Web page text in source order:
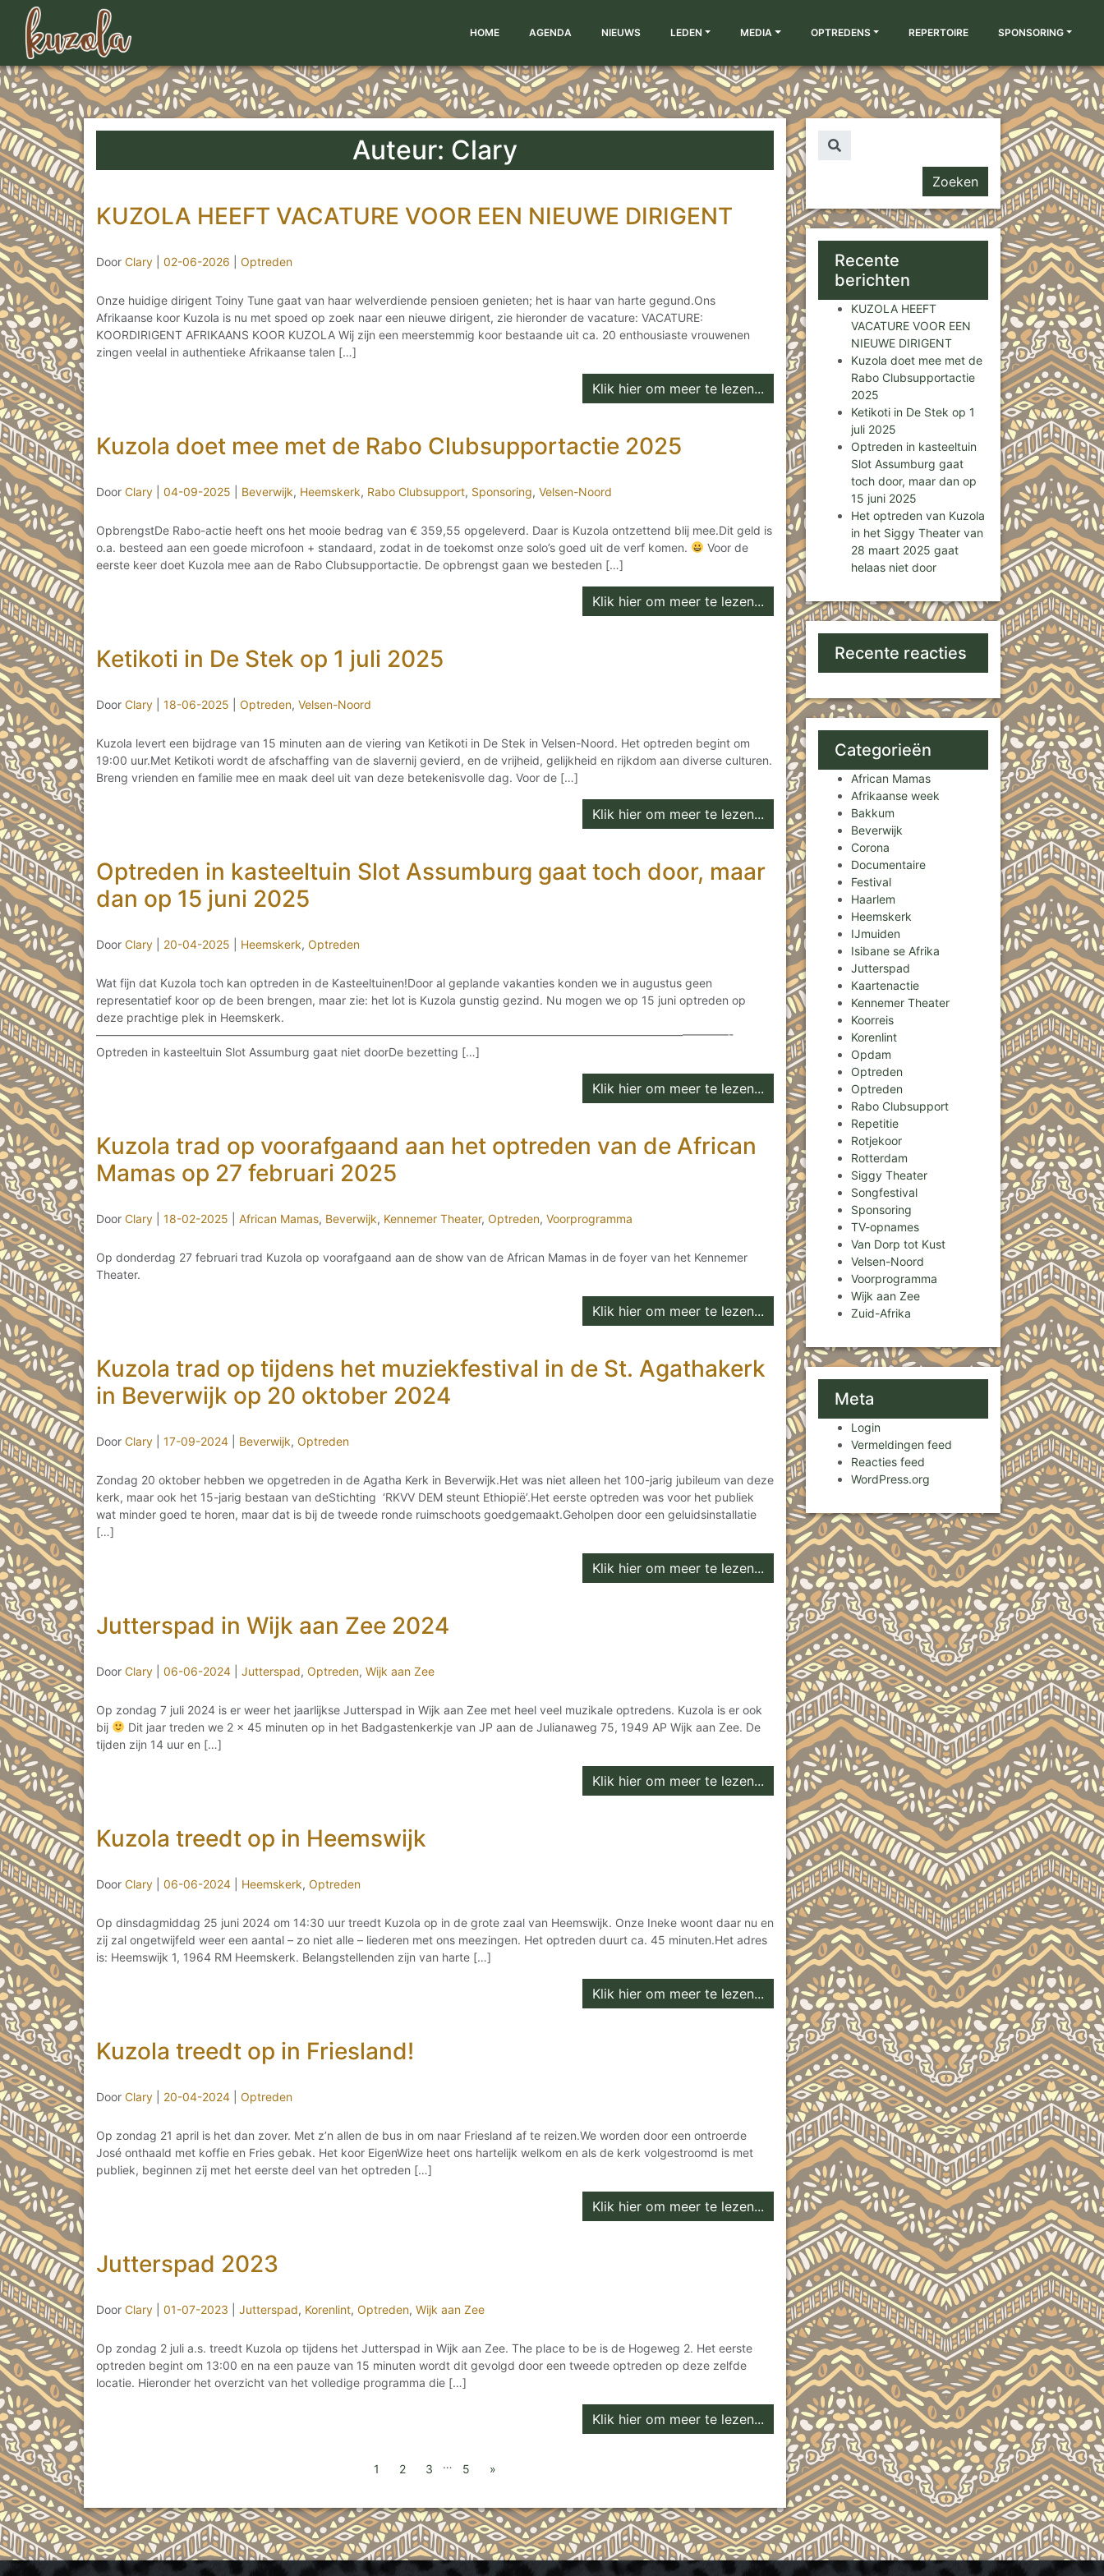
HOME AGENDA NIEUWS LEDEN MEDIA OPTREDENS REPERTOIRE SPONSORING
Auteur: Clary
KUZOLA HEEFT VACATURE VOOR EEN NIEUWE DIRIGENT
Door Clary 02-06-2026 Optreden
Onze huidige dirigent Toiny Tune gaat van haar welverdiende pensioen genieten; het is haar van harte gegund.Ons
Afrikaanse koor Kuzola is nu met spoed op zoek naar een nieuwe dirigent, zie hieronder de vacature: VACATURE:
KOORDIRIGENT AFRIKAANS KOOR KUZOLA Wij zijn een meerstemmig koor bestaande uit ca. 20 enthousiaste vrouwenen
zingen veelal in authentieke Afrikaanse talen […]
Klik hier om meer te lezen...
Kuzola doet mee met de Rabo Clubsupportactie 2025
Door Clary 04-09-2025 Beverwijk, Heemskerk, Rabo Clubsupport, Sponsoring, Velsen-Noord
OpbrengstDe Rabo-actie heeft ons het mooie bedrag van € 359,55 opgeleverd. Daar is Kuzola ontzettend blij mee.Dit geld is
o.a. besteed aan een goede microfoon + standaard, zodat in de toekomst onze solo’s goed uit de verf komen.
Voor de
eerste keer doet Kuzola mee aan de Rabo Clubsupportactie. De opbrengst gaan we besteden […]
Klik hier om meer te lezen...
Ketikoti in De Stek op 1 juli 2025
Door Clary 18-06-2025 Optreden, Velsen-Noord
Kuzola levert een bijdrage van 15 minuten aan de viering van Ketikoti in De Stek in Velsen-Noord. Het optreden begint om
19:00 uur.Met Ketikoti wordt de afschaffing van de slavernij gevierd, en de vrijheid, gelijkheid en rijkdom aan diverse culturen.
Breng vrienden en familie mee en maak deel uit van deze betekenisvolle dag. Voor de […]
Klik hier om meer te lezen...
Optreden in kasteeltuin Slot Assumburg gaat toch door, maar
dan op 15 juni 2025
Door Clary 20-04-2025 Heemskerk, Optreden
Wat fijn dat Kuzola toch kan optreden in de Kasteeltuinen!Door al geplande vakanties konden we in augustus geen
representatief koor op de been brengen, maar zie: het lot is Kuzola gunstig gezind. Nu mogen we op 15 juni optreden op
deze prachtige plek in Heemskerk.
———————————————————————————————————————————————————————-
Optreden in kasteeltuin Slot Assumburg gaat niet doorDe bezetting […]
Klik hier om meer te lezen...
Kuzola trad op voorafgaand aan het optreden van de African
Mamas op 27 februari 2025
Door Clary 18-02-2025 African Mamas, Beverwijk, Kennemer Theater, Optreden, Voorprogramma
Op donderdag 27 februari trad Kuzola op voorafgaand aan de show van de African Mamas in de foyer van het Kennemer
Theater.
Klik hier om meer te lezen...
Kuzola trad op tijdens het muziekfestival in de St. Agathakerk
in Beverwijk op 20 oktober 2024
Door Clary 17-09-2024 Beverwijk, Optreden
Zondag 20 oktober hebben we opgetreden in de Agatha Kerk in Beverwijk.Het was niet alleen het 100-jarig jubileum van deze
kerk, maar ook het 15-jarig bestaan van deStichting ‘RKVV DEM steunt Ethiopië’.Het eerste optreden was voor het publiek
wat minder goed te horen, maar dat is bij de tweede ronde ruimschoots goedgemaakt.Geholpen door een geluidsinstallatie
[…]
Klik hier om meer te lezen...
Jutterspad in Wijk aan Zee 2024
Door Clary 06-06-2024 Jutterspad, Optreden, Wijk aan Zee
Op zondag 7 juli 2024 is er weer het jaarlijkse Jutterspad in Wijk aan Zee met heel veel muzikale optredens. Kuzola is er ook
bij
Dit jaar treden we 2 x 45 minuten op in het Badgastenkerkje van JP aan de Julianaweg 75, 1949 AP Wijk aan Zee. De
tijden zijn 14 uur en […]
Klik hier om meer te lezen...
Kuzola treedt op in Heemswijk
Door Clary 06-06-2024 Heemskerk, Optreden
Op dinsdagmiddag 25 juni 2024 om 14:30 uur treedt Kuzola op in de grote zaal van Heemswijk. Onze Ineke woont daar nu en
zij zal ongetwijfeld weer een aantal – zo niet alle – liederen met ons meezingen. Het optreden duurt ca. 45 minuten.Het adres
is: Heemswijk 1, 1964 RM Heemskerk. Belangstellenden zijn van harte […]
Klik hier om meer te lezen...
Kuzola treedt op in Friesland!
Door Clary 20-04-2024 Optreden
Op zondag 21 april is het dan zover. Met z’n allen de bus in om naar Friesland af te reizen.We worden door een ontroerde
José onthaald met koffie en Fries gebak. Het koor EigenWize heet ons hartelijk welkom en als de kerk volgestroomd is met
publiek, beginnen zij met het eerste deel van het optreden […]
Klik hier om meer te lezen...
Jutterspad 2023
Door Clary 01-07-2023 Jutterspad, Korenlint, Optreden, Wijk aan Zee
Op zondag 2 juli a.s. treedt Kuzola op tijdens het Jutterspad in Wijk aan Zee. The place to be is de Hogeweg 2. Het eerste
optreden begint om 13:00 en na een pauze van 15 minuten wordt dit gevolgd door een tweede optreden op deze zelfde
locatie. Hieronder het overzicht van het volledige programma die […]
Klik hier om meer te lezen...
1 2 3 … 5 »
Zoeken naar...
Recente
berichten
KUZOLA HEEFT
VACATURE VOOR EEN
NIEUWE DIRIGENT
Kuzola doet mee met de
Rabo Clubsupportactie
2025
Ketikoti in De Stek op 1
juli 2025
Optreden in kasteeltuin
Slot Assumburg gaat
toch door, maar dan op
15 juni 2025
Het optreden van Kuzola
in het Siggy Theater van
28 maart 2025 gaat
helaas niet door
Recente reacties
Categorieën
African Mamas
Afrikaanse week
Bakkum
Beverwijk
Corona
Documentaire
Festival
Haarlem
Heemskerk
IJmuiden
Isibane se Afrika
Jutterspad
Kaartenactie
Kennemer Theater
Koorreis
Korenlint
Opdam
Optreden
Optreden
Rabo Clubsupport
Repetitie
Rotjekoor
Rotterdam
Siggy Theater
Songfestival
Sponsoring
TV-opnames
Van Dorp tot Kust
Velsen-Noord
Voorprogramma
Wijk aan Zee
Zuid-Afrika
Meta
Login
Vermeldingen feed
Reacties feed
WordPress.org